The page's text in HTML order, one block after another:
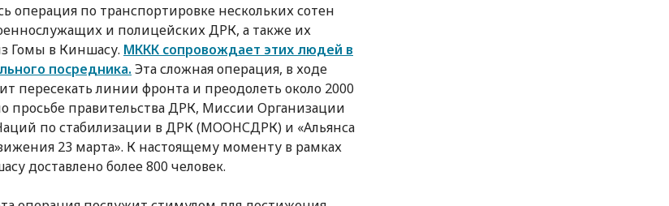
операция по транспортировке нескольких сотен
и полицейских ДРК, а также их
Гомы в Киншасу. МККК сопровождает этих людей в
посредника. Эта сложная операция, в ходе
пересекать линии фронта и преодолеть около 2000
просьбе правительства ДРК, Миссии Организации
по стабилизации в ДРК (МООНСДРК) и «Альянса
23 марта». К настоящему моменту в рамках
доставлено более 800 человек.